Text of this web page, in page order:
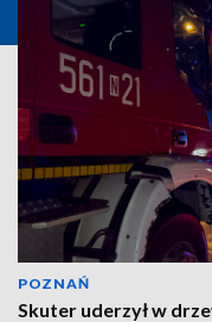
POZNAŃ
Skuter uderzył w